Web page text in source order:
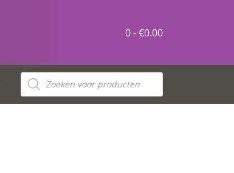
0 -€0.00